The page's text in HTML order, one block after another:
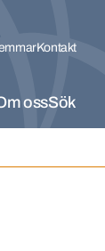
Kontakt
ossSök